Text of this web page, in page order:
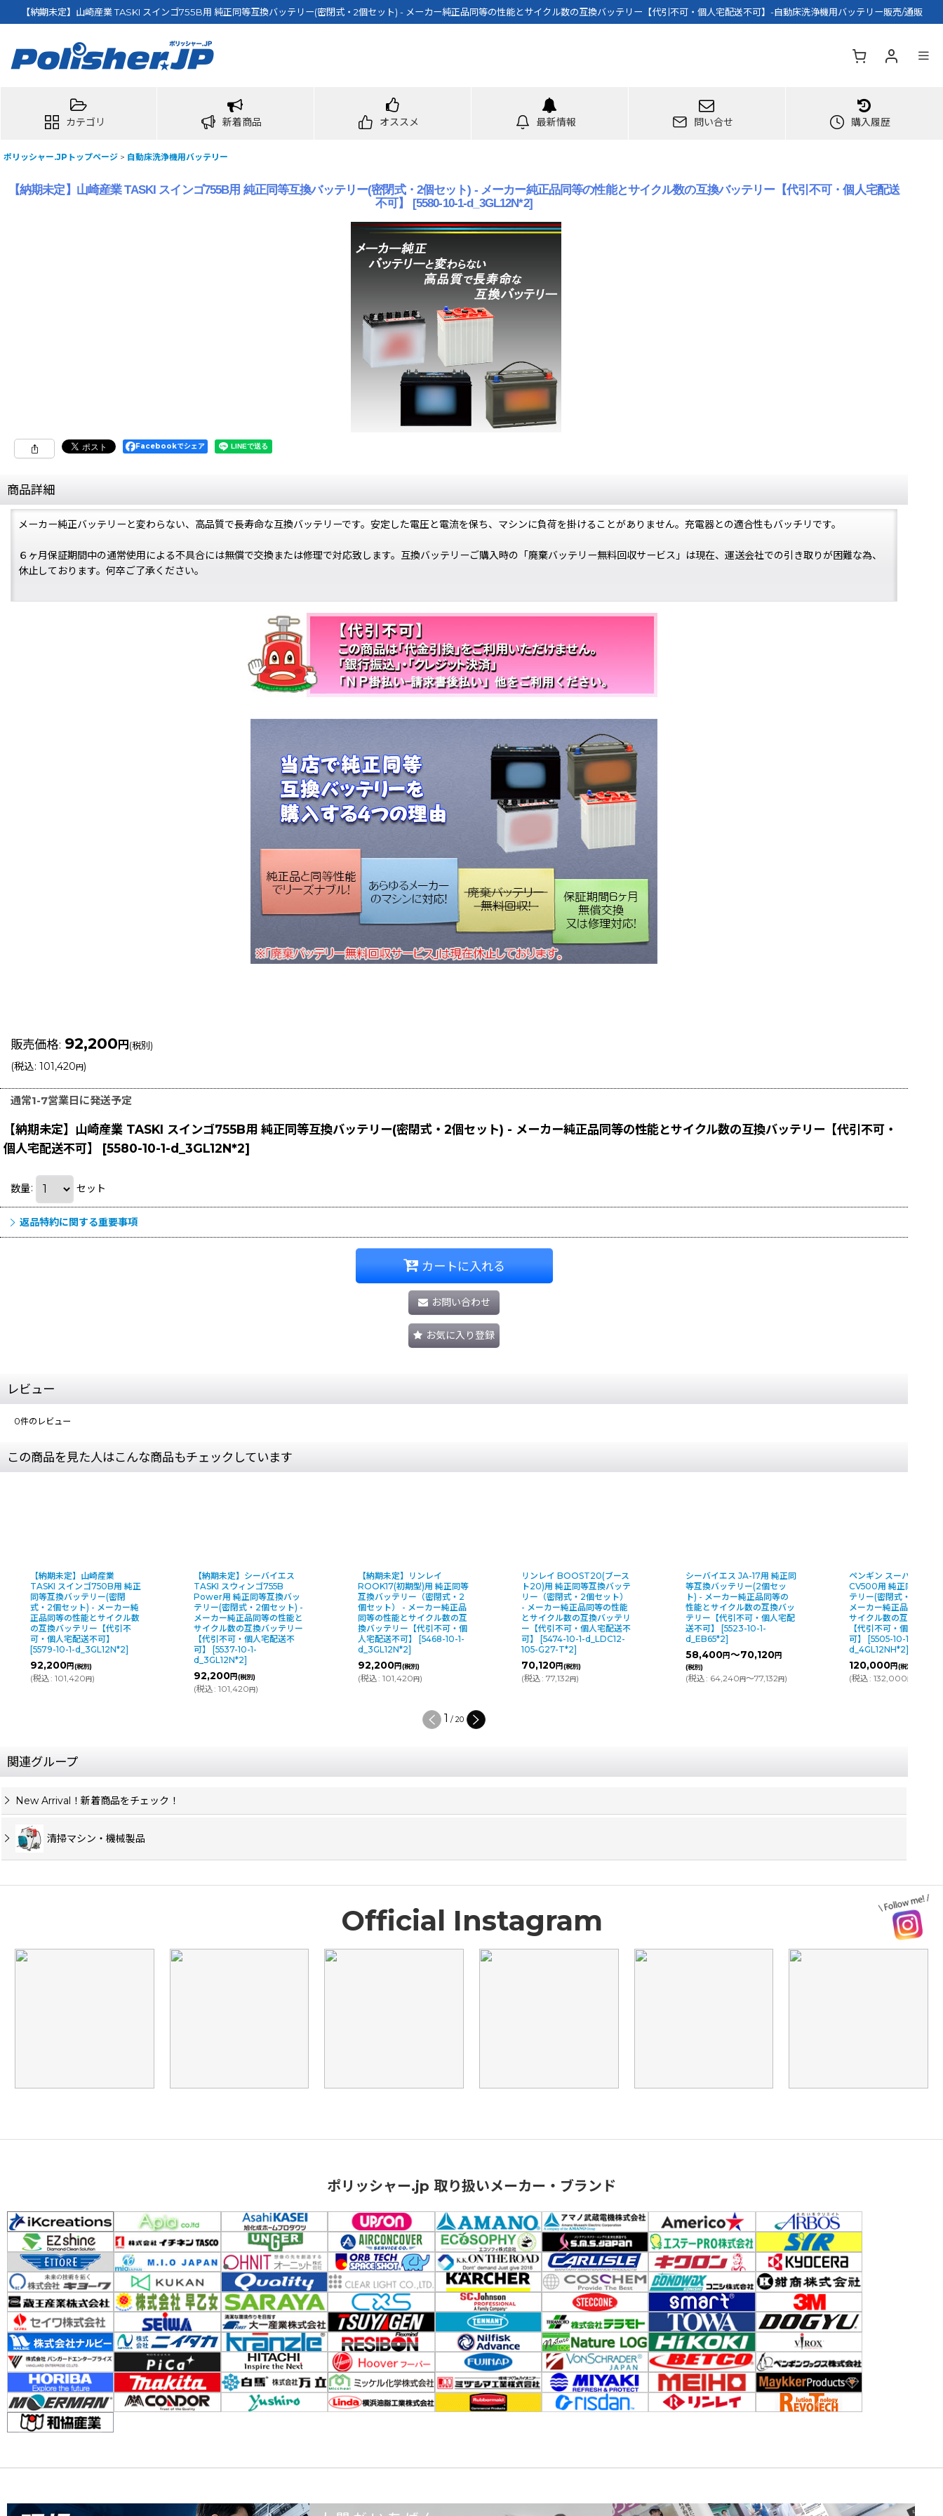
【納期未定】山崎産業 TASKI スインゴ755B用 純正同等互換バッテリー(密閉式・2個セット) - メーカー純正品同等の性能とサイクル数の互換バッテリー【代引不可・個人宅配送不可】-自動床洗浄機用バッテリー販売/通販
カテゴリ 新着商品 オススメ 最新情報 問い合せ 購入履歴
ポリッシャー.JPトップページ > 自動床洗浄機用バッテリー
【納期未定】山崎産業 TASKI スインゴ755B用 純正同等互換バッテリー(密閉式・2個セット) - メーカー純正品同等の性能とサイクル数の互換バッテリー【代引不可・個人宅配送
不可】
[5580-10-1-d_3GL12N*2]
Facebookでシェア
商品詳細
メーカー純正バッテリーと変わらない、高品質で長寿命な互換バッテリーです。安定した電圧と電流を保ち、マシンに負荷を掛けることがありません。充電器との適合性もバッチリです。
６ヶ月保証期間中の通常使用による不具合には無償で交換または修理で対応致します。互換バッテリーご購入時の「廃棄バッテリー無料回収サービス」は現在、運送会社での引き取りが困難な為、
休止しております。何卒ご了承ください。
販売価格: 92,200円(税別)
(税込: 101,420円)
通常1-7営業日に発送予定
【納期未定】山崎産業 TASKI スインゴ755B用 純正同等互換バッテリー(密閉式・2個セット) - メーカー純正品同等の性能とサイクル数の互換バッテリー【代引不可・
個人宅配送不可】
[5580-10-1-d_3GL12N*2]
数量: セット
返品特約に関する重要事項
カートに入れる
お問い合わせ
お気に入り登録
レビュー
0件のレビュー
この商品を見た人はこんな商品もチェックしています
【納期未定】山崎産業
TASKI スインゴ750B用 純正
同等互換バッテリー(密閉
式・2個セット) - メーカー純
正品同等の性能とサイクル数
の互換バッテリー【代引不
可・個人宅配送不可】
[5579-10-1-d_3GL12N*2]
92,200円(税別)
(税込: 101,420円)
【納期未定】シーバイエス
TASKI スウィンゴ755B
Power用 純正同等互換バッ
テリー(密閉式・2個セット) -
メーカー純正品同等の性能と
サイクル数の互換バッテリー
【代引不可・個人宅配送不
可】
[5537-10-1-
d_3GL12N*2]
92,200円(税別)
(税込: 101,420円)
【納期未定】リンレイ
ROOK17(初期型)用 純正同等
互換バッテリー（密閉式・2
個セット） - メーカー純正品
同等の性能とサイクル数の互
換バッテリー【代引不可・個
人宅配送不可】
[5468-10-1-
d_3GL12N*2]
92,200円(税別)
(税込: 101,420円)
リンレイ BOOST20(ブース
ト20)用 純正同等互換バッテ
リー（密閉式・2個セット）
- メーカー純正品同等の性能
とサイクル数の互換バッテリ
ー【代引不可・個人宅配送不
可】
[5474-10-1-d_LDC12-
105-G27-T*2]
70,120円(税別)
(税込: 77,132円)
シーバイエス JA-17用 純正同
等互換バッテリー(2個セッ
ト) - メーカー純正品同等の
性能とサイクル数の互換バッ
テリー【代引不可・個人宅配
送不可】
[5523-10-1-
d_EB65*2]
58,400円～70,120円
(税別)
(税込: 64,240円～77,132円)
ペンギン スーパーバック
CV500用 純正同等互換
テリー(密閉式・2個セ
メーカー純正品同等の
サイクル数の互換バッ
【代引不可・個人宅配
可】
[5505-10-1-
d_4GL12NH*2]
120,000円(税別)
(税込: 132,000円
1 / 20
関連グループ
New Arrival！新着商品をチェック！
清掃マシン・機械製品
Official Instagram
ポリッシャー.jp 取り扱いメーカー・ブランド